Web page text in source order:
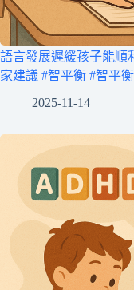
語言發展遲緩孩子能順
家建議 #智平衡 #智平
2025-11-14